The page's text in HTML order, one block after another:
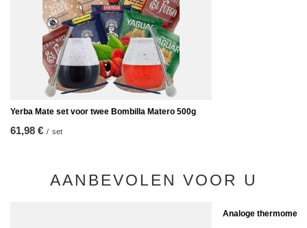
Yerba Mate set voor twee Bombilla Matero 500g
61,98 € / set
AANBEVOLEN VOOR U
Analoge